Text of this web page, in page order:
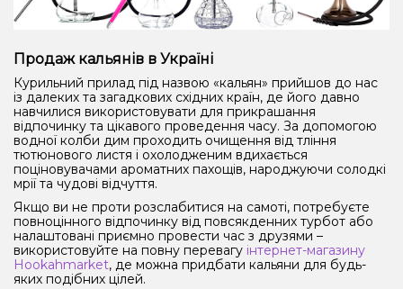
Продаж кальянів в Україні
Курильний прилад під назвою «кальян» прийшов до нас
із далеких та загадкових східних країн, де його давно
навчилися використовувати для прикрашання
відпочинку та цікавого проведення часу. За допомогою
водної колби дим проходить очищення від тління
тютюнового листя і охолодженим вдихається
поціновувачами ароматних пахощів, народжуючи солодкі
мрії та чудові відчуття.
Якщо ви не проти розслабитися на самоті, потребуєте
повноцінного відпочинку від повсякденних турбот або
налаштовані приємно провести час з друзями –
використовуйте на повну перевагу інтернет-магазину
Hookahmarket, де можна придбати кальяни для будь-
яких подібних цілей.